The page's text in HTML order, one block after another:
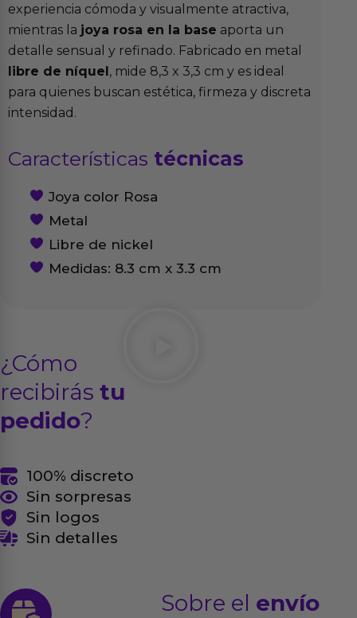
experiencia cómoda y visualmente atractiva,
mientras la joya rosa en la base aporta un
detalle sensual y refinado. Fabricado en metal
libre de níquel, mide 8,3 x 3,3 cm y es ideal
para quienes buscan estética, firmeza y discreta
intensidad.
Características técnicas
Joya color Rosa
Metal
Libre de nickel
Medidas: 8.3 cm x 3.3 cm
¿Cómo
recibirás tu
pedido?
100% discreto
Sin sorpresas
Sin logos
Sin detalles
Sobre el envío